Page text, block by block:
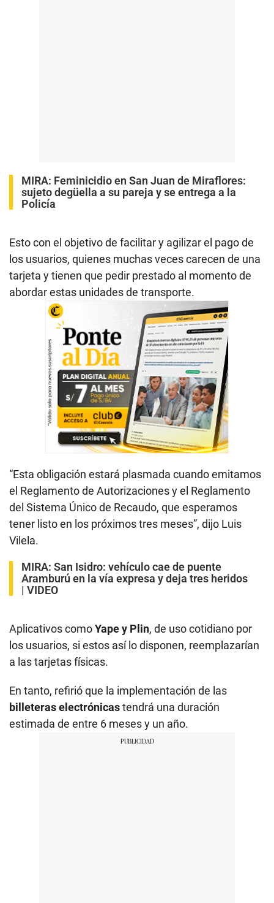
MIRA: Feminicidio en San Juan de Miraflores:
sujeto degüella a su pareja y se entrega a la
Policía
Esto con el objetivo de facilitar y agilizar el pago de
los usuarios, quienes muchas veces carecen de una
tarjeta y tienen que pedir prestado al momento de
abordar estas unidades de transporte.
“Esta obligación estará plasmada cuando emitamos
el Reglamento de Autorizaciones y el Reglamento
del Sistema Único de Recaudo, que esperamos
tener listo en los próximos tres meses”, dijo Luis
Vilela.
MIRA: San Isidro: vehículo cae de puente
Aramburú en la vía expresa y deja tres heridos
| VIDEO
Aplicativos comoYape y Plin, de uso cotidiano por
los usuarios, si estos así lo disponen, reemplazarían
a las tarjetas físicas.
En tanto, refirió que la implementación de las
billeteras electrónicastendrá una duración
estimada de entre 6 meses y un año.